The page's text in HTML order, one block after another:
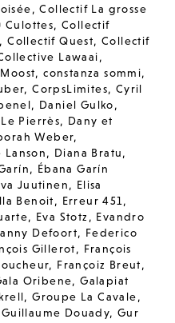
,Collectif La grosse
Culottes,Collectif
,Collectif Quest,Collectif
Lawaai,
,constanza sommi,
,CorpsLimites, Cyril
, Daniel Gulko,
Pierrès, Dany et
Weber,
, Diana Bratu,
, Ébana Garín
Juutinen, Elisa
Benoit, Erreur 451,
, Eva Stotz , Evandro
Defoort, Federico
Gillerot, François
, Françoiz Breut,
Oribene,Galapiat
,Groupe La Cavale,
Guillaume Douady,Gur